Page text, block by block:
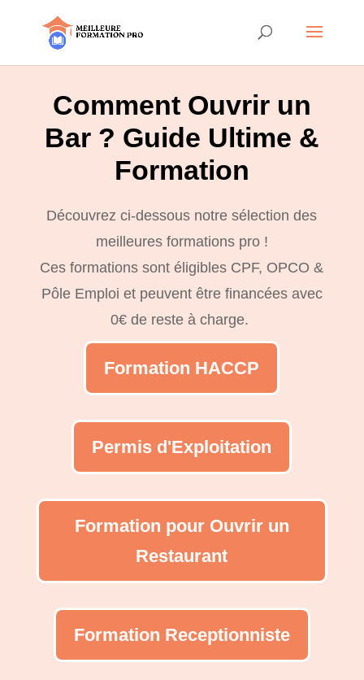
Comment Ouvrir un
Bar ? Guide Ultime &
Formation
Découvrez ci-dessous notre sélection des
meilleures formations pro !
Ces formations sont éligibles CPF, OPCO &
Pôle Emploi et peuvent être financées avec
0€ de reste à charge.
Formation HACCP
Permis d'Exploitation
Formation pour Ouvrir un
Restaurant
Formation Receptionniste